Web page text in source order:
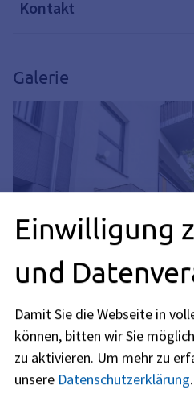
Kontakt
Galerie
Einwilligung
und
Damit Sie die Webseite in
können, bitten wir Sie
zu aktivieren. Um mehr zu
unsere Datenschutzerklärung.